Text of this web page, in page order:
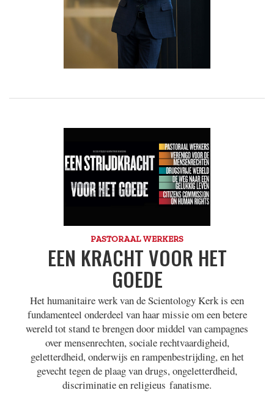
PASTORAAL WERKERS
EEN KRACHT VOOR HET
GOEDE
Het humanitaire werk van de Scientology Kerk is een
fundamenteel onderdeel van haar missie om een betere
wereld tot stand te brengen door middel van campagnes
over mensenrechten, sociale rechtvaardigheid,
geletterdheid, onderwijs en rampenbestrijding, en het
gevecht tegen de plaag van drugs, ongeletterdheid,
discriminatie en religieus fanatisme.